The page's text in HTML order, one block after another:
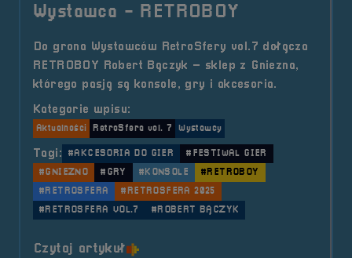
Wystawca - RETROBOY
Do grona Wystawców RetroSfery vol.7 dołącza
RETROBOY Robert Bączyk – sklep z Gniezna,
którego pasją są konsole, gry i akcesoria.
Kategorie wpisu:
Aktualności RetroSfera vol. 7 Wystawcy
Tagi: #AKCESORIA DO GIER
#FESTIWAL GIER
#GNIEZNO
#GRY #KONSOLE
#RETROBOY
#RETROSFERA
#RETROSFERA 2025
#RETROSFERA VOL.7
#ROBERT BĄCZYK
Czytaj artykuło tytule Wystawca &#8211;